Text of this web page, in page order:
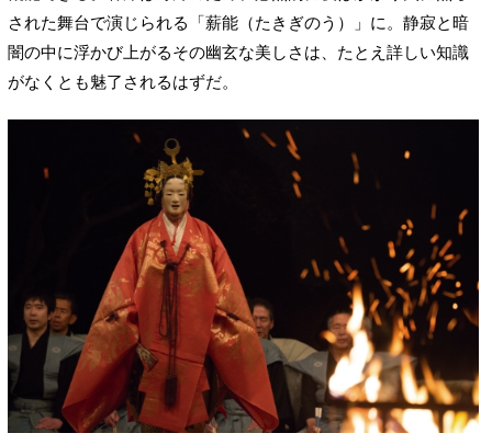
された舞台で演じられる「薪能（たきぎのう）」に。静寂と暗
闇の中に浮かび上がるその幽玄な美しさは、たとえ詳しい知識
がなくとも魅了されるはずだ。